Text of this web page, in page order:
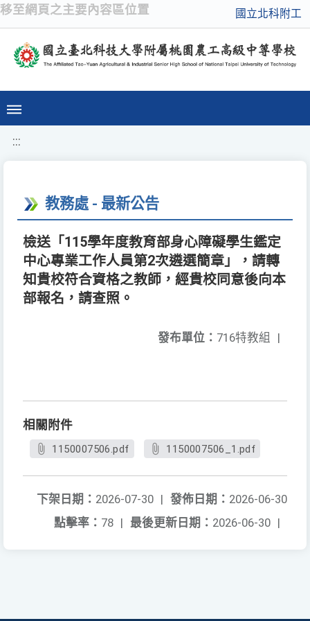
移至網頁之主要內容區位置 國立北科附工
:::
教務處 - 最新公告
檢送「115學年度教育部身心障礙學生鑑定
中心專業工作人員第2次遴選簡章」，請轉
知貴校符合資格之教師，經貴校同意後向本
部報名，請查照。
發布單位： 716特教組 |
相關附件
1150007506.pdf 1150007506_1.pdf
發佈日期： 2026-06-30
下架日期： 2026-07-30 |
最後更新日期： 2026-06-30 |
點擊率： 78 |